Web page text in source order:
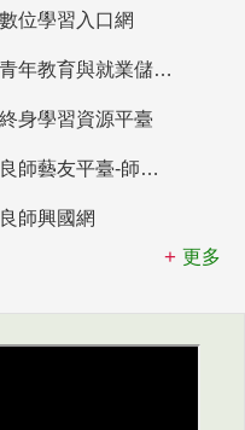
數位學習入口網
青年教育與就業儲蓄帳戶
終身學習資源平臺
良師藝友平臺-師資培育整合平臺
良師興國網
更多